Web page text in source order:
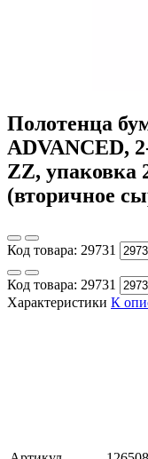
Полотенца
ADVANCED,
ZZ, упаковка
(вторичное
Код товара: 29731
Код товара: 29731
Характеристики К